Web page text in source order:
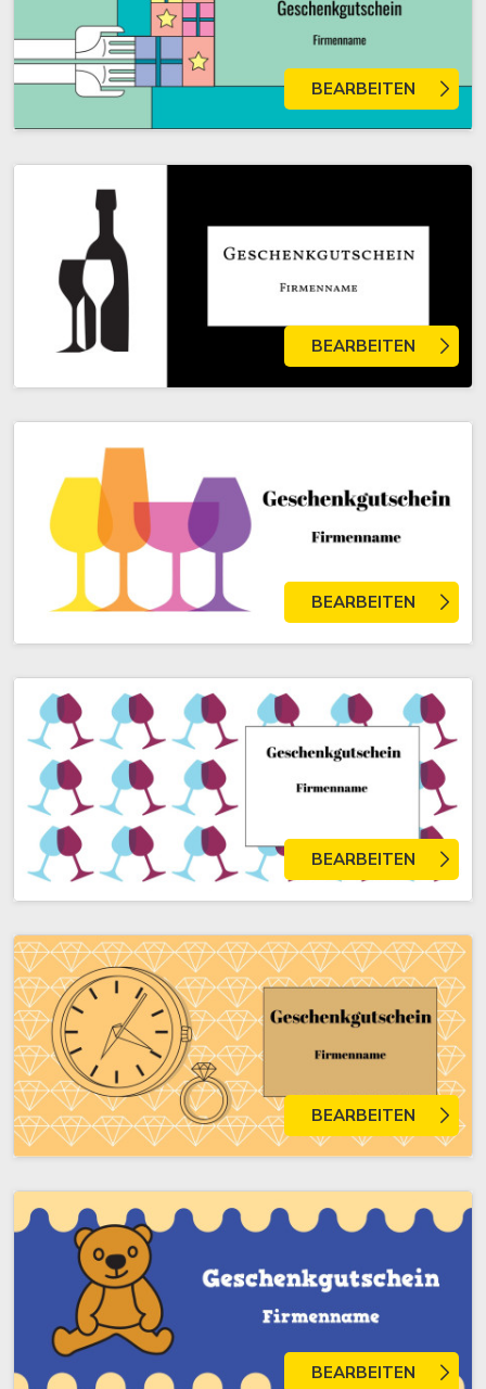
BEARBEITEN
BEARBEITEN
BEARBEITEN
BEARBEITEN
BEARBEITEN
BEARBEITEN